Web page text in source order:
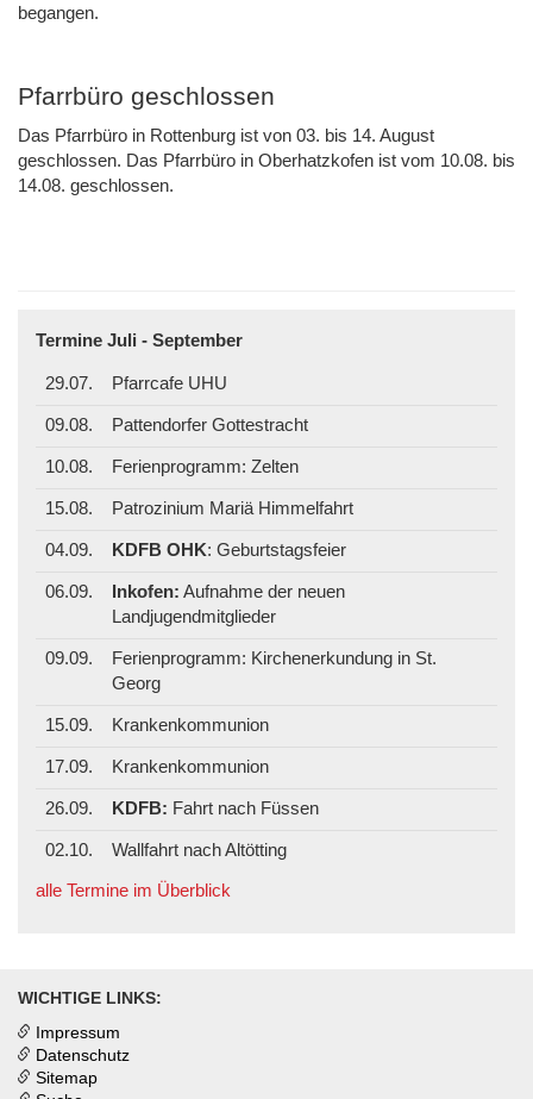
begangen.
Pfarrbüro geschlossen
Das Pfarrbüro in Rottenburg ist von 03. bis 14. August
geschlossen. Das Pfarrbüro in Oberhatzkofen ist vom 10.08. bis
14.08. geschlossen.
Termine Juli - September
29.07. Pfarrcafe UHU
09.08. Pattendorfer Gottestracht
10.08. Ferienprogramm: Zelten
15.08. Patrozinium Mariä Himmelfahrt
04.09. KDFB OHK: Geburtstagsfeier
06.09. Inkofen: Aufnahme der neuen
Landjugendmitglieder
09.09.
Ferienprogramm: Kirchenerkundung in St.
Georg
15.09. Krankenkommunion
17.09. Krankenkommunion
26.09. KDFB: Fahrt nach Füssen
02.10.
Wallfahrt nach Altötting
alle Termine im Überblick
WICHTIGE LINKS:
Impressum
Datenschutz
Sitemap